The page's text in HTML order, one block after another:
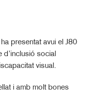
ha presentat avui el J80
social
visual.
i amb molt bones